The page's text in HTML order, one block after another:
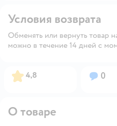
Условия возврата
Обменять или вернуть товар
можно в течение 14 дней с
Рейтинг:
4,8 0
О товаре